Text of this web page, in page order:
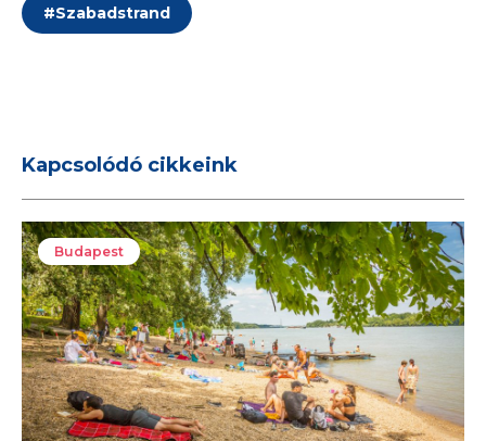
#Szabadstrand
Kapcsolódó cikkeink
Budapest